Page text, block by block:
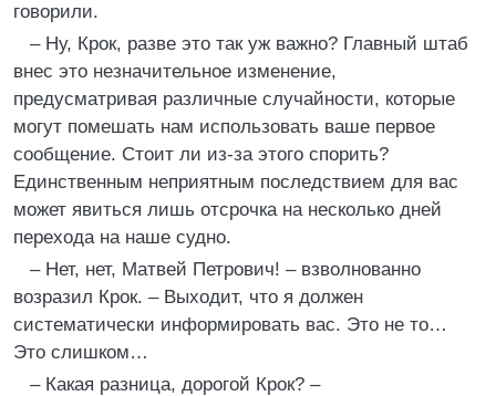
говорили.
– Ну, Крок, разве это так уж важно? Главный штаб
внес это незначительное изменение,
предусматривая различные случайности, которые
могут помешать нам использовать ваше первое
сообщение. Стоит ли из-за этого спорить?
Единственным неприятным последствием для вас
может явиться лишь отсрочка на несколько дней
перехода на наше судно.
– Нет, нет, Матвей Петрович! – взволнованно
возразил Крок. – Выходит, что я должен
систематически информировать вас. Это не то…
Это слишком…
– Какая разница, дорогой Крок? –